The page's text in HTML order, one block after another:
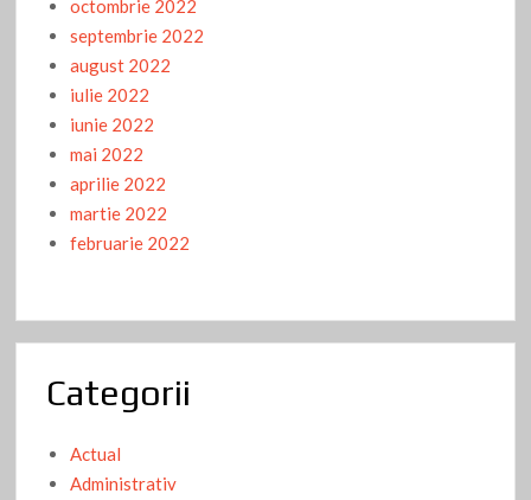
octombrie 2022
septembrie 2022
august 2022
iulie 2022
iunie 2022
mai 2022
aprilie 2022
martie 2022
februarie 2022
Categorii
Actual
Administrativ